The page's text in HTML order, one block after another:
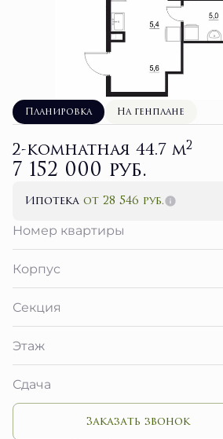
Планировка На генплане
2-комнатная 44.7 м2
7 152 000 руб.
Ипотека от 28 546 руб.
Номер квартиры
Корпус
Секция
Этаж
Сдача
Заказать звонок